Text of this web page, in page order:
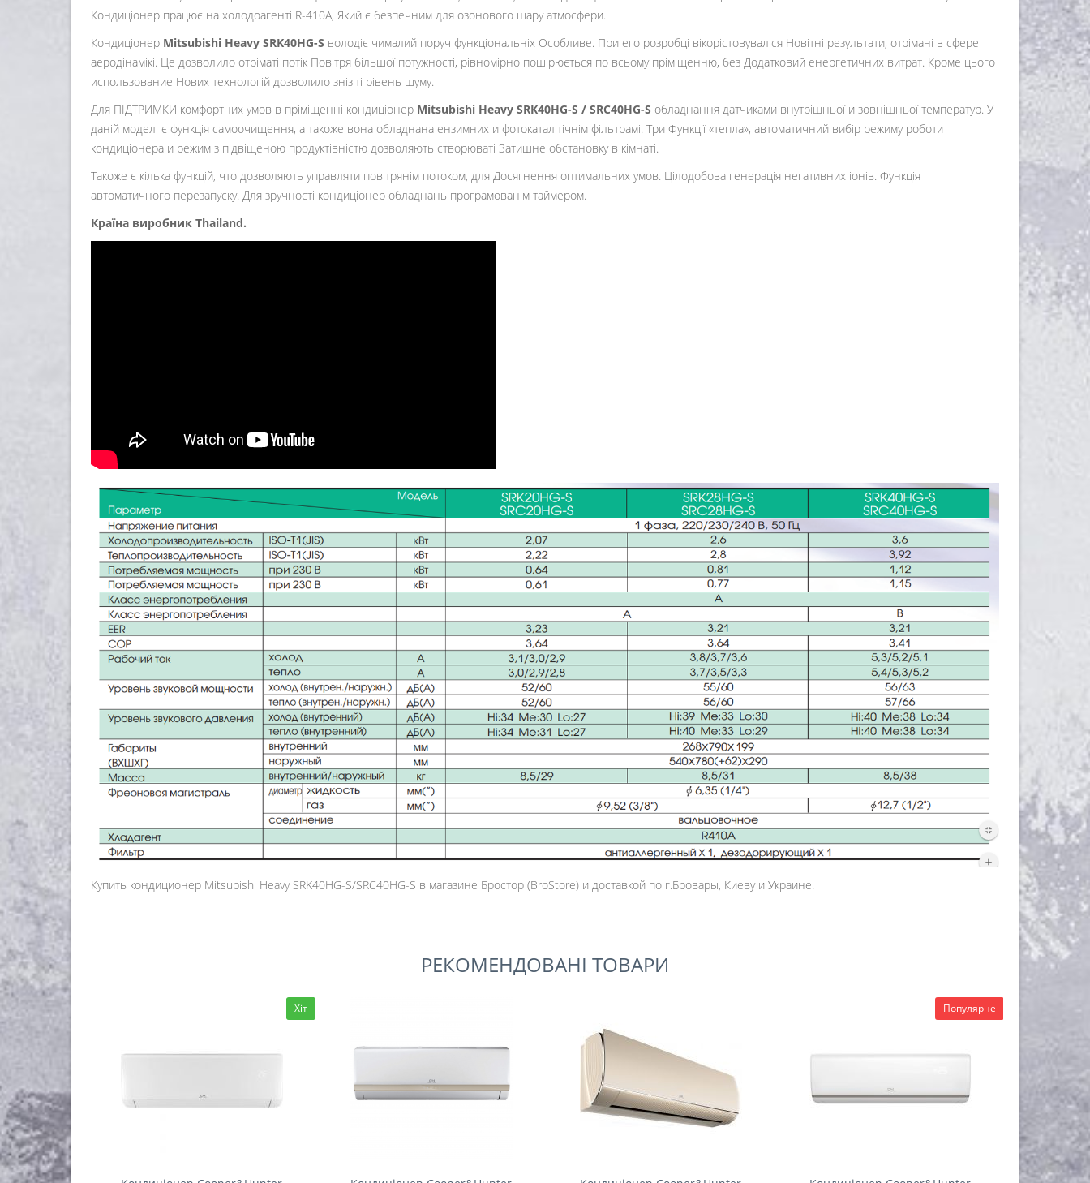
Кондиціонер працює на холодоагенті R-410A, Який є безпечним для озонового шару атмосфери.
Кондиціонер Mitsubishi Heavy SRK40HG-S володіє чималий поруч функціональніх Особливе. При его розробці вікорістовуваліся Новітні результати, отрімані в сфере
аеродінамікі. Це дозволило отріматі потік Повітря більшої потужності, рівномірно пошірюється по всьому пріміщенню, без Додатковий енергетичних витрат. Кроме цього
использование Нових технологій дозволило знізіті рівень шуму.
Для ПІДТРИМКИ комфортних умов в пріміщенні кондиціонер Mitsubishi Heavy SRK40HG-S / SRC40HG-S обладнання датчиками внутрішньої и зовнішньої температур. У
даній моделі є функція самоочищення, а такоже вона обладнана ензимних и фотокаталітічнім фільтрамі. Три Функції «тепла», автоматичний вибір режиму роботи
кондиціонера и режим з підвіщеною продуктівністю дозволяють створюваті Затишне обстановку в кімнаті.
Такоже є кілька функцій, что дозволяють управляти повітрянім потоком, для Досягнення оптимальних умов. Цілодобова генерація негативних іонів. Функція
автоматичного перезапуску. Для зручності кондиціонер обладнань програмованім таймером.
Країна виробник Thailand.
Купить кондиционер Mitsubishi Heavy SRK40HG-S/SRC40HG-S в магазине Бростор (BroStore) и доставкой по г.Бровары, Киеву и Украине.
РЕКОМЕНДОВАНІ ТОВАРИ
Хіт Популярне